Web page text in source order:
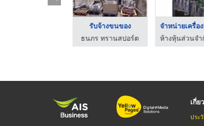
ห้างหุ้นส่วนจำกัด ดีพร้อมอะไหล่ยนต์
เกี่ย
ประ